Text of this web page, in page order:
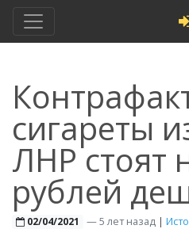
сигареты
ЛНР стоят
рублей
02/04/2021 —5 лет назад |